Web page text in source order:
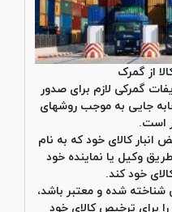
از گمرک
گمرکی لازم برای صدور
جایی به موجب روشهای
است.
کالای خود که به نام
وکیل یا نماینده خود
خود کند.
شده و معتبر باشد،
برای ترخیص کالای خود